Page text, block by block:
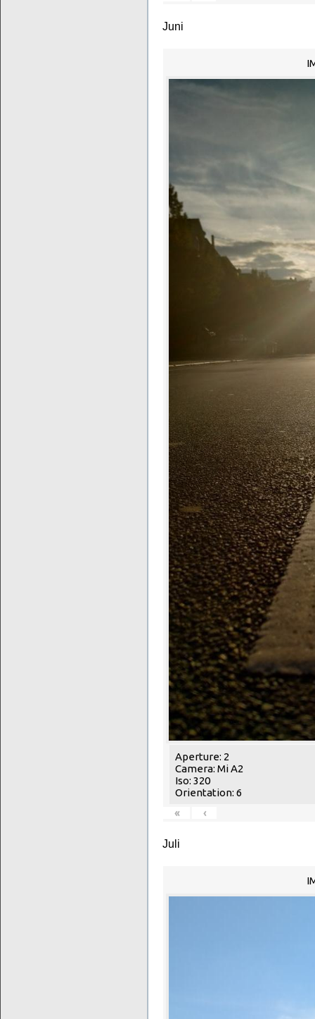
Juni
Aperture: 2
Camera: Mi A2
Iso: 320
Orientation: 6
«
‹
Juli